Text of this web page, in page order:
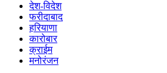
देश-विदेश
फरीदाबाद
हरियाणा
कारोबार
क्राईम
मनोरंजन